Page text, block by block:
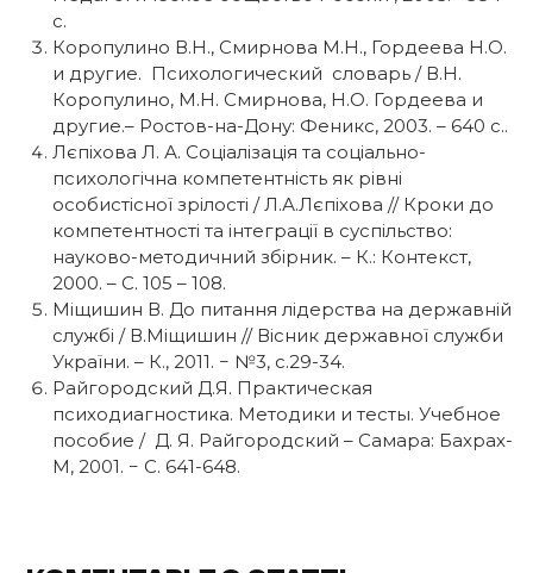
с.
Коропулино В.Н., Смирнова М.Н., Гордеева Н.О.
и другие. Психологический словарь / В.Н.
Коропулино, М.Н. Смирнова, Н.О. Гордеева и
другие.– Ростов-на-Дону: Феникс, 2003. – 640 с..
Лєпіхова Л. А. Соціалізація та соціально-
психологічна компетентність як рівні
особистісної зрілості / Л.А.Лєпіхова // Кроки до
компетентності та інтеграції в суспільство:
науково-методичний збірник. – К.: Контекст,
2000. – С. 105 – 108.
Міщишин В. До питання лідерства на державній
службі / В.Міщишин // Вісник державної служби
України. – К., 2011. − №3, с.29-34.
Райгородский Д.Я. Практическая
психодиагностика. Методики и тесты. Учебное
пособие / Д. Я. Райгородский – Самара: Бахрах-
М, 2001. − С. 641-648.